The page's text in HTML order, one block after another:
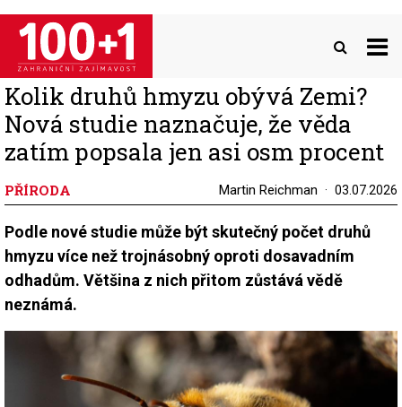
Přejít
hlavnímu
obsahu
Kolik druhů hmyzu obývá Zemi?
Nová studie naznačuje, že věda
zatím popsala jen asi osm procent
PŘÍRODA Martin Reichman 03.07.2026
Podle nové studie může být skutečný počet druhů
hmyzu více než trojnásobný oproti dosavadním
odhadům. Většina z nich přitom zůstává vědě
neznámá.